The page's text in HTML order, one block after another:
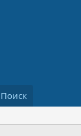
Поиск